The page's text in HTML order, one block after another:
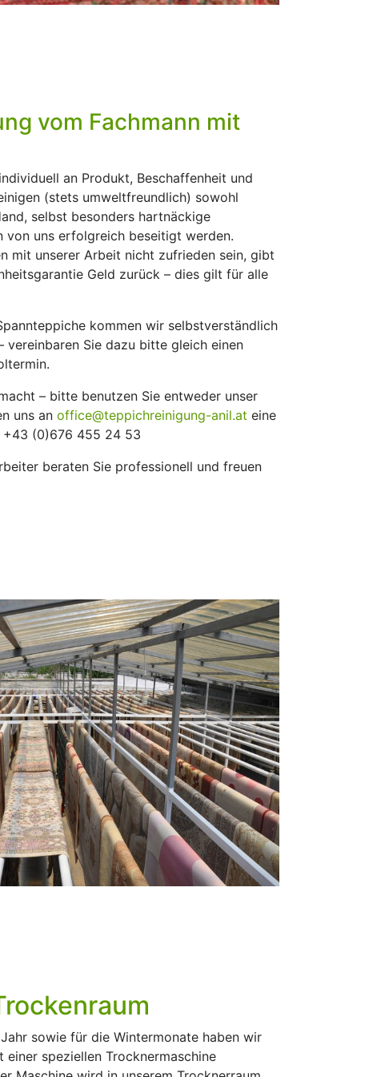
Gefärbte Teppiche sowie Teppiche mit
Wasserschäden bekommen durch
zurück.
Weiterlesen
vom Fachmann mit
an Produkt, Beschaffenheit und
(stets umweltfreundlich) sowohl
selbst besonders hartnäckige
von uns erfolgreich beseitigt werden.
mit unserer Arbeit nicht zufrieden sein, gibt
Geld zurück – dies gilt für alle
kommen wir selbstverständlich
vereinbaren Sie dazu bitte gleich einen
– bitte benutzen Sie entweder unser
uns an office@teppichreinigung-anil.at eine
+43 (0)676 455 24 53
beraten Sie professionell und freuen
sowie für die Wintermonate haben wir
einer speziellen Trocknermaschine